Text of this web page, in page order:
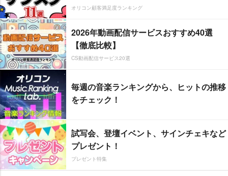
オリコン顧客満足度ランキング
2026年動画配信サービスおすすめ40選
【徹底比較】
CS動画配信サービス20選
毎週の音楽ランキングから、ヒットの推移
をチェック！
試写会、登壇イベント、サインチェキなど
プレゼント！
プレゼント特集